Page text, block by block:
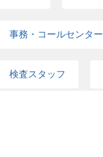
事務・コールセンター
検査スタッフ